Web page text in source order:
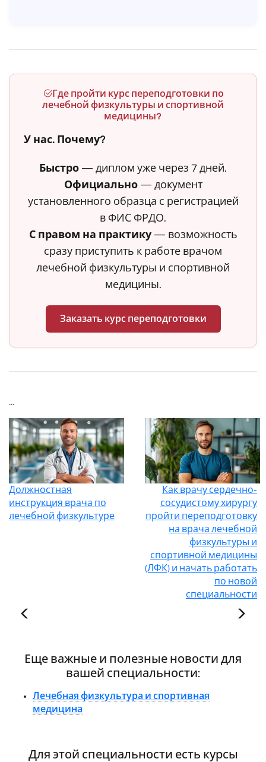
Где пройти курс переподготовки по
лечебной физкультуры и спортивной
медицины?
У нас. Почему?
Быстро — диплом уже через 7 дней.
Официально— документ
установленного образца с регистрацией
в ФИС ФРДО.
С правом на практику— возможность
сразу приступить к работе врачом
лечебной физкультуры и спортивной
медицины.
Заказать курс переподготовки
Должностная
инструкция врача по
лечебной физкультуре
Как врачу сердечно-
сосудистому хирургу
пройти переподготовку
на врача лечебной
физкультуры и
спортивной медицины
(ЛФК) и начать работать
по новой
специальности
Еще важные и полезные новости для
вашей специальности:
Лечебная физкультура и спортивная
медицина
Для этой специальности есть курсы